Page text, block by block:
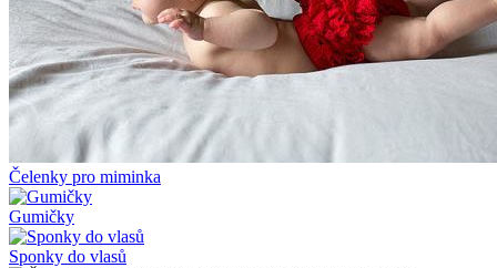
Čelenky pro miminka
Gumičky
Sponky do vlasů